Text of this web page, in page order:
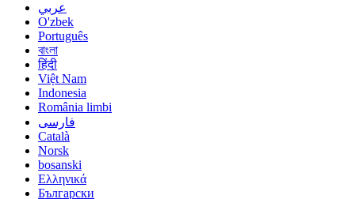
عربي
O'zbek
Português
বাংলা
हिंदी
Việt Nam
Indonesia
România limbi
فارسی
Català
Norsk
bosanski
Ελληνικά
Български